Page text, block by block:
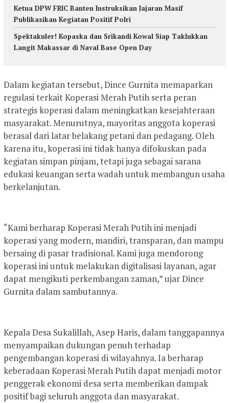
Ketua DPW FRIC Banten Instruksikan Jajaran Masif
Publikasikan Kegiatan Positif Polri
Spektakuler! Kopaska dan Srikandi Kowal Siap Taklukkan
Langit Makassar di Naval Base Open Day
Dalam kegiatan tersebut, Dince Gurnita memaparkan
regulasi terkait Koperasi Merah Putih serta peran
strategis koperasi dalam meningkatkan kesejahteraan
masyarakat. Menurutnya, mayoritas anggota koperasi
berasal dari latar belakang petani dan pedagang. Oleh
karena itu, koperasi ini tidak hanya difokuskan pada
kegiatan simpan pinjam, tetapi juga sebagai sarana
edukasi keuangan serta wadah untuk membangun usaha
berkelanjutan.
“Kami berharap Koperasi Merah Putih ini menjadi
koperasi yang modern, mandiri, transparan, dan mampu
bersaing di pasar tradisional. Kami juga mendorong
koperasi ini untuk melakukan digitalisasi layanan, agar
dapat mengikuti perkembangan zaman,” ujar Dince
Gurnita dalam sambutannya.
Kepala Desa Sukalillah, Asep Haris, dalam tanggapannya
menyampaikan dukungan penuh terhadap
pengembangan koperasi di wilayahnya. Ia berharap
keberadaan Koperasi Merah Putih dapat menjadi motor
penggerak ekonomi desa serta memberikan dampak
positif bagi seluruh anggota dan masyarakat.